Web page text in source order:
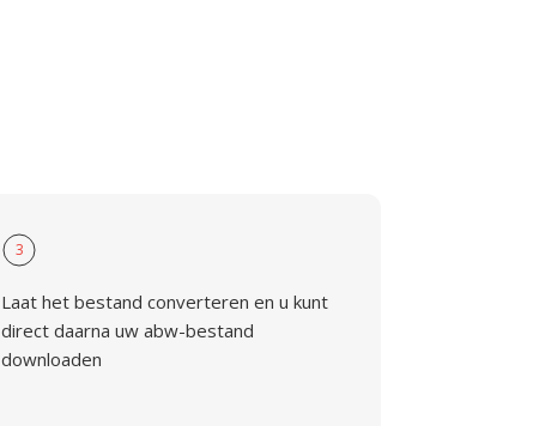
3
Laat het bestand converteren en u kunt
direct daarna uw abw-bestand
downloaden